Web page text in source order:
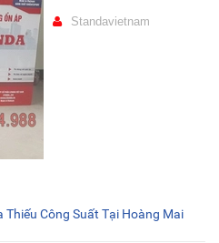
Standavietnam
Thiếu Công Suất Tại Hoàng Mai